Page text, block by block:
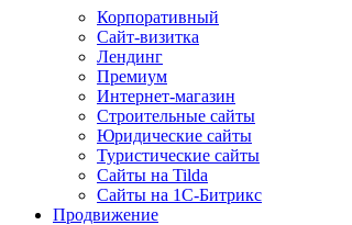
Корпоративный
Сайт-визитка
Лендинг
Премиум
Интернет-магазин
Строительные сайты
Юридические сайты
Туристические сайты
Сайты на Tilda
Сайты на 1С-Битрикс
Продвижение